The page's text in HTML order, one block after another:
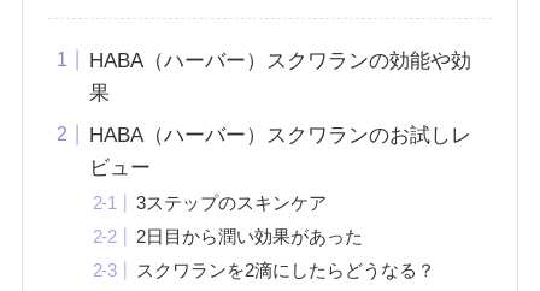
HABA（ハーバー）スクワランの効能や効
果
HABA（ハーバー）スクワランのお試しレ
ビュー
3ステップのスキンケア
2日目から潤い効果があった
スクワランを2滴にしたらどうなる？